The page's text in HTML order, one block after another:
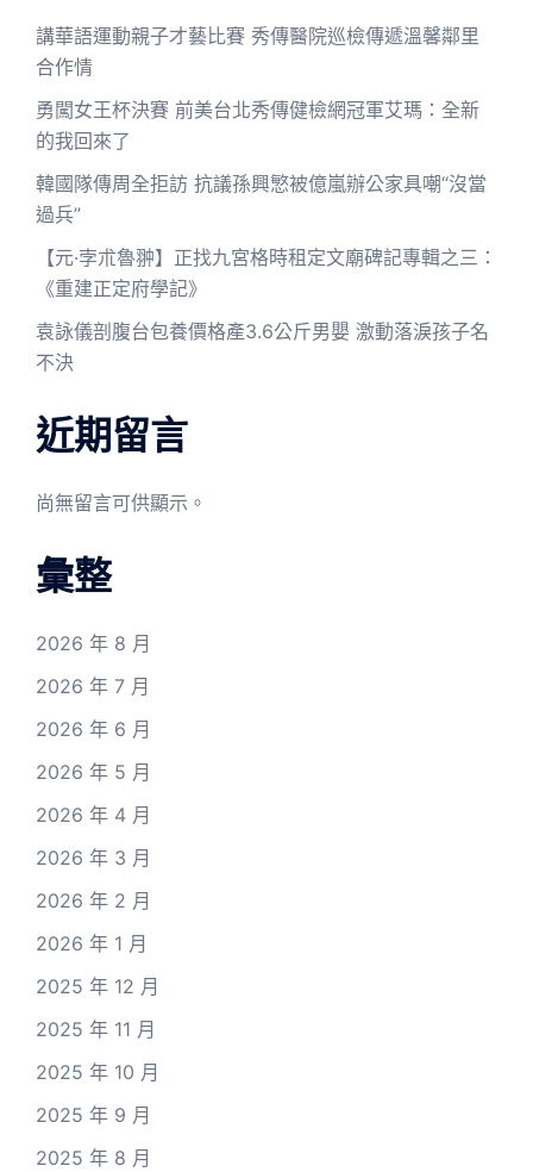
講華語運動親子才藝比賽 秀傳醫院巡檢傳遞溫馨鄰里
合作情
勇闖女王杯決賽 前美台北秀傳健檢網冠軍艾瑪：全新
的我回來了
韓國隊傳周全拒訪 抗議孫興慜被億嵐辦公家具嘲“沒當
過兵”
【元·孛朮魯翀】正找九宮格時租定文廟碑記專輯之三：
《重建正定府學記》
袁詠儀剖腹台包養價格產3.6公斤男嬰 激動落淚孩子名
不決
近期留言
尚無留言可供顯示。
彙整
2026 年 8 月
2026 年 7 月
2026 年 6 月
2026 年 5 月
2026 年 4 月
2026 年 3 月
2026 年 2 月
2026 年 1 月
2025 年 12 月
2025 年 11 月
2025 年 10 月
2025 年 9 月
2025 年 8 月